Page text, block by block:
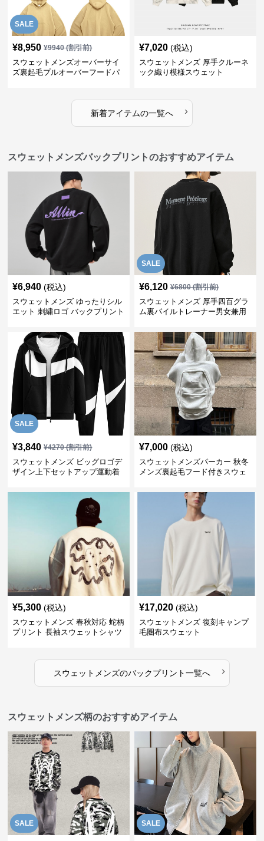
SALE
¥8,950 ¥9940(割引前)
スウェットメンズオーバーサイ
ズ裏起毛プルオーバーフードパ
¥7,020 (税込)
スウェットメンズ 厚手クルーネ
ック織り模様スウェット
新着アイテムの一覧へ ›
スウェットメンズバックプリントのおすすめアイテム
¥6,940 (税込)
スウェットメンズ ゆったりシル
エット 刺繍ロゴ バックプリント
SALE
¥6,120 ¥6800(割引前)
スウェットメンズ 厚手四百グラ
ム裏パイルトレーナー男女兼用
SALE
¥3,840 ¥4270(割引前)
スウェットメンズ ビッグロゴデ
ザイン上下セットアップ運動着
¥7,000 (税込)
スウェットメンズパーカー 秋冬
メンズ裏起毛フード付きスウェ
¥5,300 (税込)
スウェットメンズ 春秋対応 蛇柄
プリント 長袖スウェットシャツ
¥17,020 (税込)
スウェットメンズ 復刻キャンプ
毛圏布スウェット
スウェットメンズのバックプリント一覧へ ›
スウェットメンズ柄のおすすめアイテム
SALE SALE